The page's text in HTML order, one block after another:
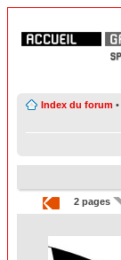
Index du forum •
2 pages